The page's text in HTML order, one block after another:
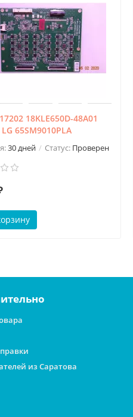
18KLE650D-48A01
LG 65SM9010PLA
30 дней Статус: Проверен
из Саратова